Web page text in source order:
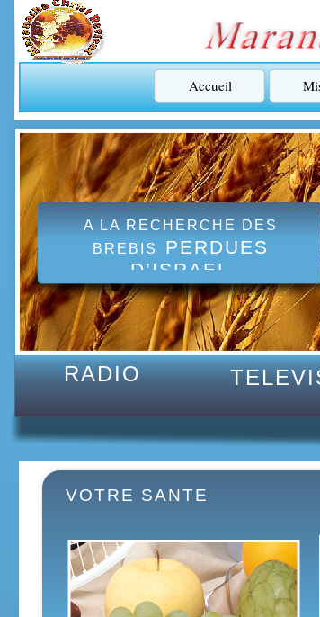
RADIO
A LA RECHERCHE DES
BREBIS
PERDUES
D’ISRAEL
Accueil
VOTRE SANTE